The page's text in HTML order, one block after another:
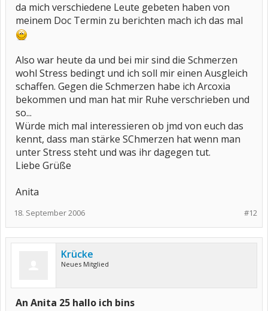
da mich verschiedene Leute gebeten haben von
meinem Doc Termin zu berichten mach ich das mal
Also war heute da und bei mir sind die Schmerzen
wohl Stress bedingt und ich soll mir einen Ausgleich
schaffen. Gegen die Schmerzen habe ich Arcoxia
bekommen und man hat mir Ruhe verschrieben und
so...
Würde mich mal interessieren ob jmd von euch das
kennt, dass man stärke SChmerzen hat wenn man
unter Stress steht und was ihr dagegen tut.
Liebe Grüße
Anita
#12
18. September 2006
Krücke
Neues Mitglied
An Anita 25 hallo ich bins